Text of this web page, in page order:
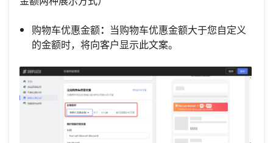
购物车优惠金额： 当购物车优惠金额大于您自定义
的金额时，将向客户显示此文案。